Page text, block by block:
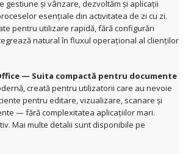
gestiune și vânzare, dezvoltăm și aplicații
esențiale din activitatea de zi cu zi.
pentru utilizare rapidă, fără configurări
natural în fluxul operațional al clienților
— Suita compactă pentru documente
creată pentru utilizatorii care au nevoie
pentru editare, vizualizare, scanare și
— fără complexitatea aplicațiilor mari.
Mai multe detalii sunt disponibile pe